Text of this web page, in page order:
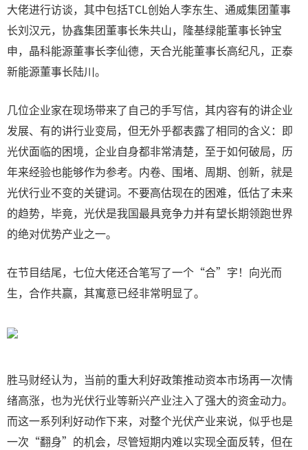
大佬进行访谈，其中包括TCL创始人李东生、通威集团董事
长刘汉元，协鑫集团董事长朱共山，隆基绿能董事长钟宝
申，晶科能源董事长李仙德，天合光能董事长高纪凡，正泰
新能源董事长陆川。
几位企业家在现场带来了自己的手写信，其内容有的讲企业
发展、有的讲行业变局，但无外乎都表露了相同的含义：即
光伏面临的困境，企业自身都非常清楚，至于如何破局，历
年来经验也能够作为参考。内卷、围堵、周期、创新，就是
光伏行业不变的关键词。不要高估现在的困难，低估了未来
的趋势，毕竟，光伏是我国最具竞争力并有望长期领跑世界
的绝对优势产业之一。
在节目结尾，七位大佬还合笔写了一个“合”字！向光而
生，合作共赢，其寓意已经非常明显了。
胜马财经认为，当前的重大利好政策推动资本市场再一次情
绪高涨，也为光伏行业等新兴产业注入了强大的资金动力。
而这一系列利好动作下来，对整个光伏产业来说，似乎也是
一次“翻身”的机会，尽管短期内难以实现全面反转，但在